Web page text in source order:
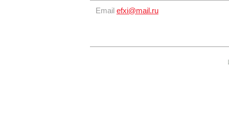
Email efxi@mail.ru